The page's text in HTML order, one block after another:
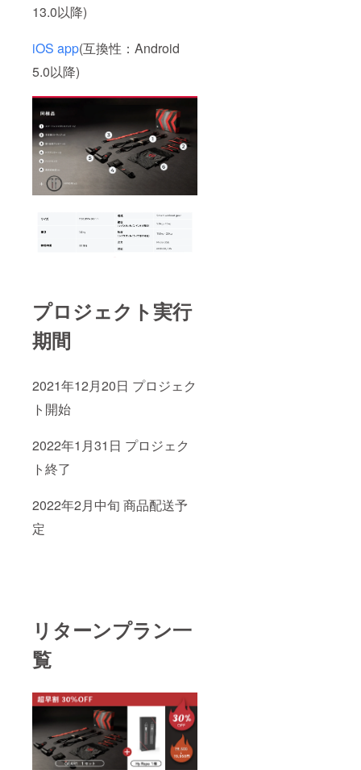
13.0以降)
iOS app(互換性：Android
5.0以降)
プロジェクト実行
期間
2021年12月20日 プロジェク
ト開始
2022年1月31日 プロジェク
ト終了
2022年2月中旬 商品配送予
定
リターンプラン一
覧